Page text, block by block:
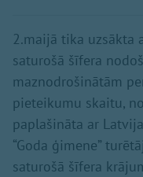
2.maijā tika uzsākta
saturošā šīfera
maznodrošinātām
pieteikumu skaitu,
paplašināta ar
“Goda ģimene”
saturošā šīfera